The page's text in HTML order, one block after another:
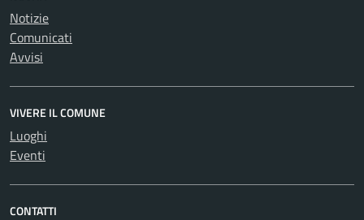
Notizie
Comunicati
Avvisi
VIVERE IL COMUNE
Luoghi
Eventi
CONTATTI